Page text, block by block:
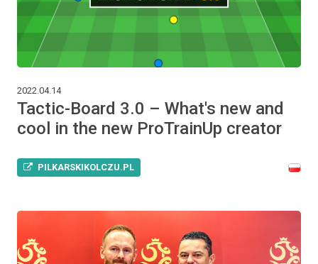
2022.04.14
Tactic-Board 3.0 – What's new and
cool in the new ProTrainUp creator
PILKARSKIKOLCZU.PL